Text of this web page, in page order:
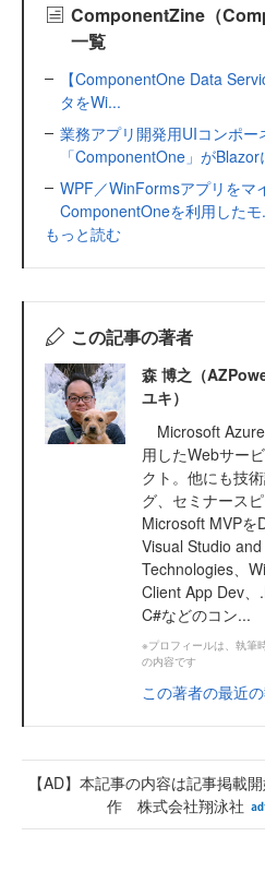
ComponentZine（
一覧
【ComponentOne Data
タをWi...
業務アプリ開発用UIコンポー
「ComponentOne」が
WPF／WinFormsアプリをマ
ComponentOneを利用したモ
もっと読む
この記事の著者
森 博之（
ユキ）
Microsoft
用したWebサー
クト。他にも技
グ、セミナース
Microsoft MVPを
Visual Studio
Technologies、
Client App Dev
C#などのコン...
※プロフィールは、執筆
の内容です
この著者の最近
【AD】本記事の内容は記事掲
作 株式会社翔泳社